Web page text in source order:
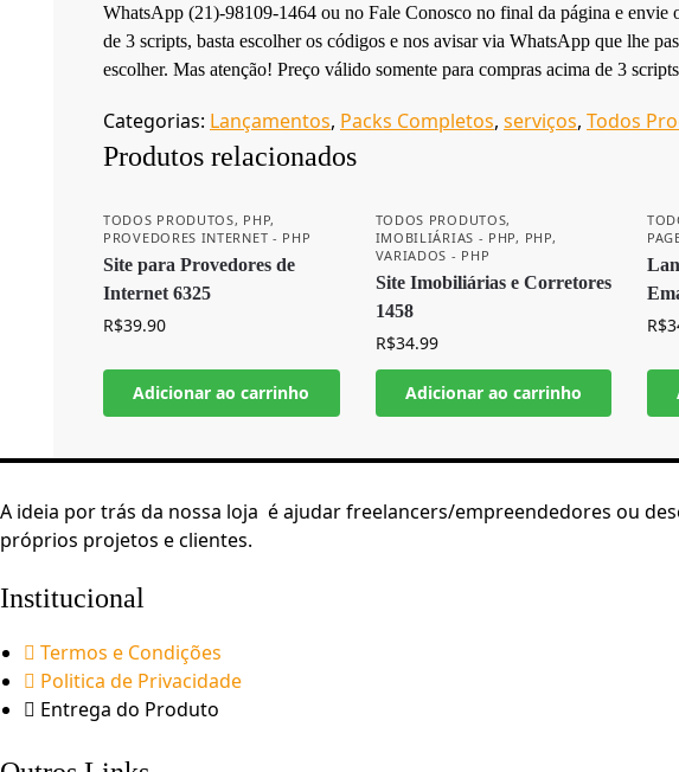
WhatsApp (21)-98109-1464 ou no Fale Conosco no final da página e envie
de 3 scripts, basta escolher os códigos e nos avisar via WhatsApp que lhe
escolher. Mas atenção! Preço válido somente para compras acima de 3
Categorias: Lançamentos, Packs Completos, serviços, Todos
Produtos relacionados
TODOS PRODUTOS, PHP,
PROVEDORES INTERNET - PHP
Site para Provedores de
Internet 6325
R$39.90
Adicionar ao carrinho
TODOS PRODUTOS,
IMOBILIÁRIAS - PHP, PHP,
VARIADOS - PHP
Site Imobiliárias e Corretores
1458
R$34.99
Adicionar ao carrinho
R$
A ideia por trás da nossa loja é ajudar freelancers/empreendedores ou
próprios projetos e clientes.
Institucional
Termos e Condições
Politica de Privacidade
Entrega do Produto